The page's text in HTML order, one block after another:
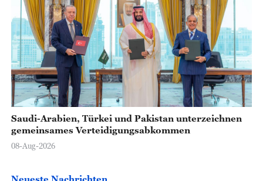
Saudi-Arabien, Türkei und Pakistan unterzeichnen
gemeinsames Verteidigungsabkommen
08-Aug-2026
Neueste Nachrichten